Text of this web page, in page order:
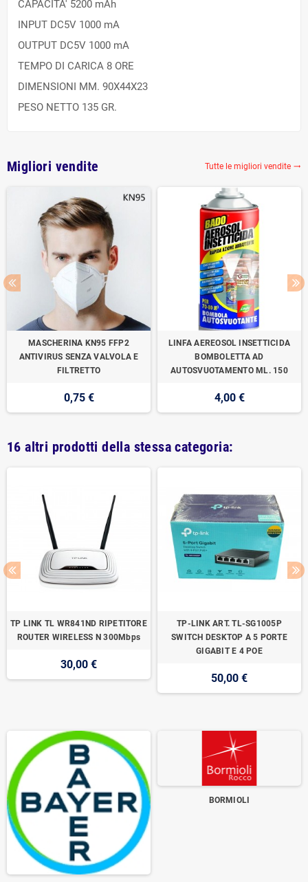
CAPACITA' 5200 mAh
INPUT DC5V 1000 mA
OUTPUT DC5V 1000 mA
TEMPO DI CARICA 8 ORE
DIMENSIONI MM. 90X44X23
PESO NETTO 135 GR.
Migliori vendite Tutte le migliori vendite 
MASCHERINA KN95 FFP2
ANTIVIRUS SENZA VALVOLA E
FILTRETTO
0,75 €
LINFA AEREOSOL INSETTICIDA
BOMBOLETTA AD
AUTOSVUOTAMENTO ML. 150
4,00 €
16 altri prodotti della stessa categoria:
TP LINK TL WR841ND RIPETITORE
ROUTER WIRELESS N 300Mbps
30,00 €
TP-LINK ART. TL-SG1005P
SWITCH DESKTOP A 5 PORTE
GIGABIT E 4 POE
50,00 €
BORMIOLI